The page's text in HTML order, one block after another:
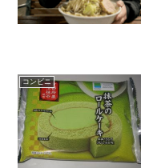
コンビニ